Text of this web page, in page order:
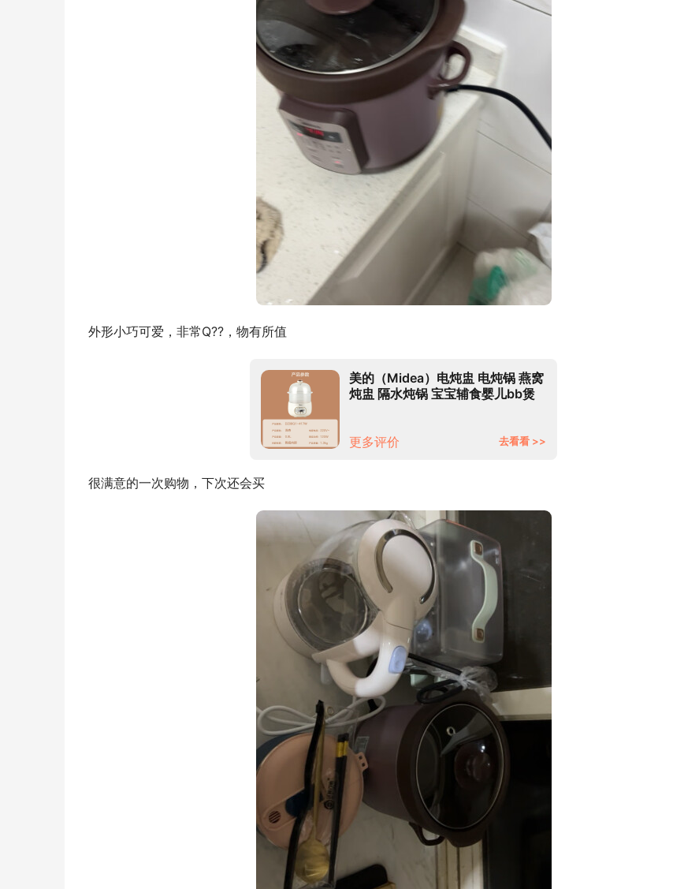
外形小巧可爱，非常Q??，物有所值
美的（Midea）电炖盅 电炖锅 燕窝
炖盅 隔水炖锅 宝宝辅食婴儿bb煲
更多评价
去看看 >>
很满意的一次购物，下次还会买